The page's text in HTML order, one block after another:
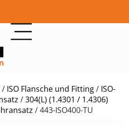
/ ISO Flansche und Fitting/ ISO-
/304(L) (1.4301 / 1.4306)
/ 443-ISO400-TU